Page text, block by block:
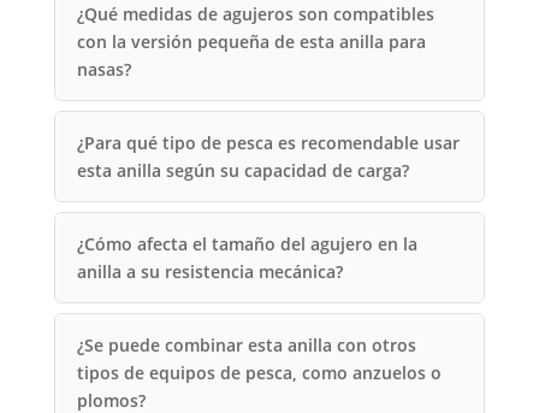
¿Qué medidas de agujeros son compatibles
con la versión pequeña de esta anilla para
nasas?
¿Para qué tipo de pesca es recomendable usar
esta anilla según su capacidad de carga?
¿Cómo afecta el tamaño del agujero en la
anilla a su resistencia mecánica?
¿Se puede combinar esta anilla con otros
tipos de equipos de pesca, como anzuelos o
plomos?